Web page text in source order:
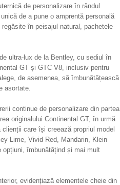
de personalizare în rândul
de a pune o amprentă personală
în peisajul natural, pachetele
ultra-lux de la Bentley, cu sediul în
GT și GTC V8, inclusiv pentru
de asemenea, să îmbunătățească
asortate.
continue de personalizare din partea
originalului Continental GT, în urmă
care își creează propriul model
Lime, Vivid Red, Mandarin, Klein
opțiuni, îmbunătățind și mai mult
evidențiază elementele cheie din